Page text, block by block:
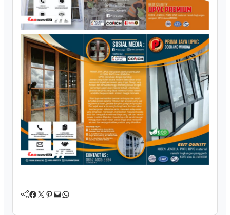
Facebook Twitter Pinterest Mail WhatsApp